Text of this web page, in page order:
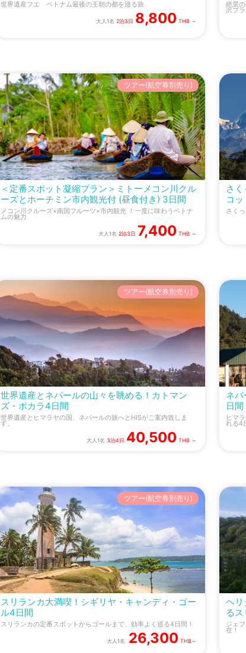
世界遺産フエ ベトナム最後の王朝の都を巡る旅
大人1名 2泊3日 8,800 THB ～
絶景
沢プ
＜定番スポット凝縮プラン＞ミトーメコン川クル
ーズとホーチミン市内観光付 (昼食付き) 3日間
メコン川クルーズ×南国フルーツ×市内観光 ！一度に味わうベトナ
ムの魅力
ツアー(航空券別売り)
大人1名 2泊3日 7,400 THB ～
さ
コ
さく
世界遺産とネパールの山々を眺める！カトマン
ズ・ポカラ4日間
世界遺産とヒマラヤの国、ネパールの旅へとHISがご案内致しま
す。
ツアー(航空券別売り)
大人1名 3泊4日 40,500 THB ～
ネ
日間
ヒマ
れる4
スリランカ大満喫！シギリヤ・キャンディ・ゴー
ル4日間
スリランカの定番スポットからゴールまで、効率よく巡る4日間！
ツアー(航空券別売り)
大人1名 26,300 THB～
ヘリ
る
ジェ
在！